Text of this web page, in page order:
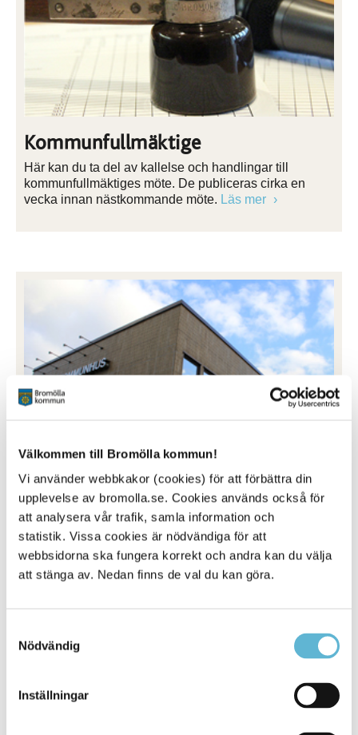
Välkommen till Bromölla kommun!
Vi använder webbkakor (cookies) för att förbättra din
upplevelse av bromolla.se. Cookies används också för
att analysera vår trafik, samla information och
statistik. Vissa cookies är nödvändiga för att
webbsidorna ska fungera korrekt och andra kan du välja
att stänga av. Nedan finns de val du kan göra.
Nödvändig
Inställningar
Kommunfullmäktige
Här kan du ta del av kallelse och handlingar till
kommunfullmäktiges möte. De publiceras cirka en
vecka innan nästkommande möte. Läs mer
Kommunstyrelsen
Här kan du ta del av kallelse och handlingar till
kommunstyrelsens möte. De publiceras cirka en vecka
innan nästkommande möte.Läs mer